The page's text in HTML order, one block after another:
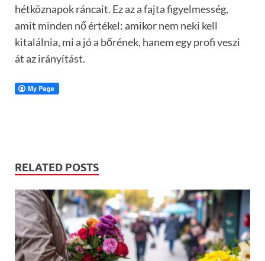
hétköznapok ráncait. Ez az a fajta figyelmesség,
amit minden nő értékel: amikor nem neki kell
kitalálnia, mi a jó a bőrének, hanem egy profi veszi
át az irányítást.
RELATED POSTS